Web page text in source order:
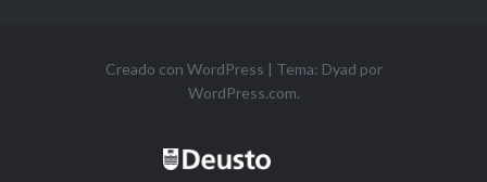
Creado con WordPress | Tema: Dyad por
WordPress.com.